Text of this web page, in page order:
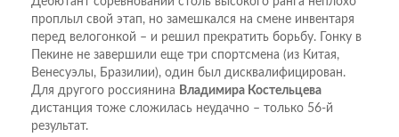
проплыл свой этап, но замешкался на смене инвентаря
перед велогонкой – и решил прекратить борьбу. Гонку в
Пекине не завершили еще три спортсмена (из Китая,
Венесуэлы, Бразилии), один был дисквалифицирован.
Для другого россиянина Владимира Костельцева
дистанция тоже сложилась неудачно – только 56-й
результат.